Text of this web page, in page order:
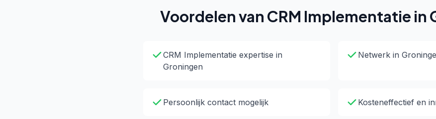
Voordelen van CRM Implementatie in
CRM Implementatie expertise in
Groningen
Netwerk in
Persoonlijk contact mogelijk Kosteneffectief en